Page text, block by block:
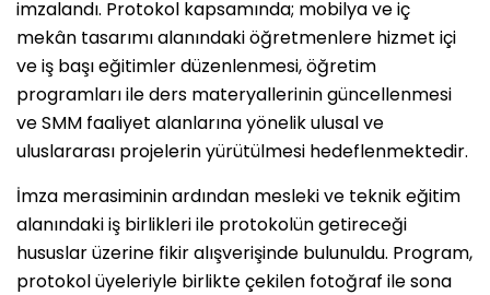
imzalandı. Protokol kapsamında; mobilya ve iç
mekân tasarımı alanındaki öğretmenlere hizmet içi
ve iş başı eğitimler düzenlenmesi, öğretim
programları ile ders materyallerinin güncellenmesi
ve SMM faaliyet alanlarına yönelik ulusal ve
uluslararası projelerin yürütülmesi hedeflenmektedir.
İmza merasiminin ardından mesleki ve teknik eğitim
alanındaki iş birlikleri ile protokolün getireceği
hususlar üzerine fikir alışverişinde bulunuldu. Program,
protokol üyeleriyle birlikte çekilen fotoğraf ile sona